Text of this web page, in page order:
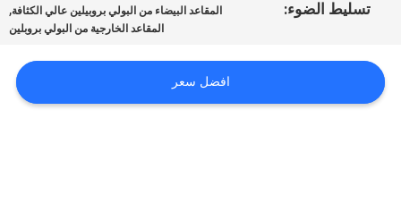
اتصل
مدونات
تسليط الضوء: المقاعد البيضاء من البولي بروبيلين عالي الكثافة,
المقاعد الخارجية من البولي بروبلين
افضل سعر